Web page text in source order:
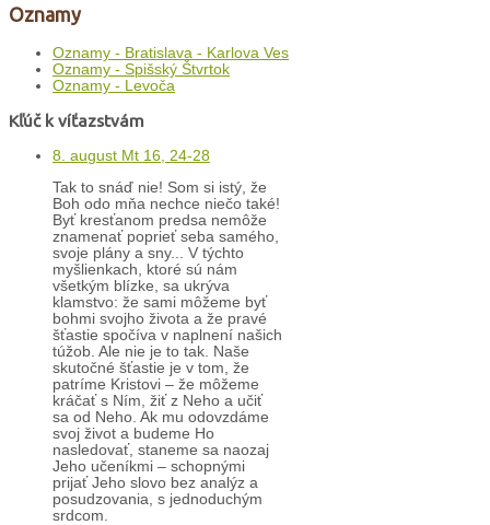
Oznamy
Oznamy - Bratislava - Karlova Ves
Oznamy - Spišský Štvrtok
Oznamy - Levoča
Kľúč k víťazstvám
8. august Mt 16, 24-28
Tak to snáď nie! Som si istý, že
Boh odo mňa nechce niečo také!
Byť kresťanom predsa nemôže
znamenať poprieť seba samého,
svoje plány a sny... V týchto
myšlienkach, ktoré sú nám
všetkým blízke, sa ukrýva
klamstvo: že sami môžeme byť
bohmi svojho života a že pravé
šťastie spočíva v naplnení našich
túžob. Ale nie je to tak. Naše
skutočné šťastie je v tom, že
patríme Kristovi – že môžeme
kráčať s Ním, žiť z Neho a učiť
sa od Neho. Ak mu odovzdáme
svoj život a budeme Ho
nasledovať, staneme sa naozaj
Jeho učeníkmi – schopnými
prijať Jeho slovo bez analýz a
posudzovania, s jednoduchým
srdcom.